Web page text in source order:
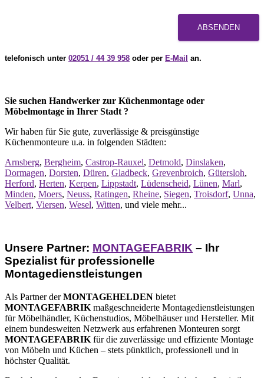
ABSENDEN
telefonisch unter 02051 / 44 39 958 oder per E-Mail an.
Sie suchen Handwerker zur Küchenmontage oder
Möbelmontage in Ihrer Stadt ?
Wir haben für Sie gute, zuverlässige & preisgünstige
Küchenmonteure u.a. in folgenden Städten:
Arnsberg, Bergheim, Castrop-Rauxel, Detmold, Dinslaken,
Dormagen, Dorsten, Düren, Gladbeck, Grevenbroich, Gütersloh,
Herford, Herten, Kerpen, Lippstadt, Lüdenscheid, Lünen, Marl,
Minden, Moers, Neuss, Ratingen, Rheine, Siegen, Troisdorf, Unna,
Velbert, Viersen, Wesel, Witten, und viele mehr...
Unsere Partner: MONTAGEFABRIK – Ihr
Spezialist für professionelle
Montagedienstleistungen
Als Partner derMONTAGEHELDEN bietet
MONTAGEFABRIK maßgeschneiderte Montagedienstleistungen
für Möbelhändler, Küchenstudios, Möbelhäuser und Hersteller. Mit
einem bundesweiten Netzwerk aus erfahrenen Monteuren sorgt
MONTAGEFABRIK für die zuverlässige und effiziente Montage
von Möbeln und Küchen – stets pünktlich, professionell und in
höchster Qualität.